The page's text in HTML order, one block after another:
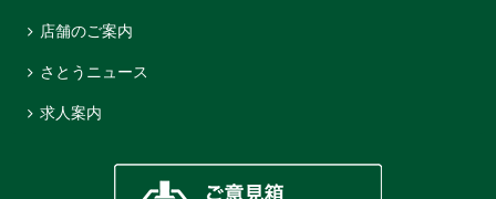
店舗のご案内
さとうニュース
求人案内